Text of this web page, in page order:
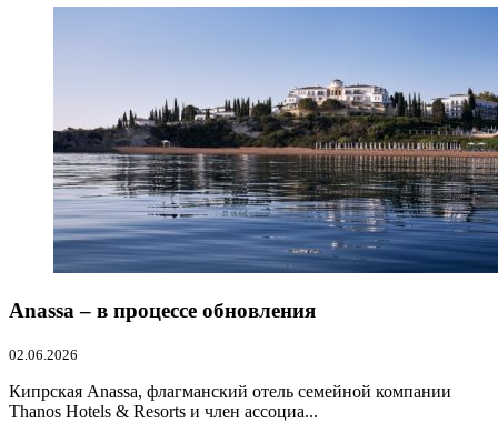
Anassa – в процессе обновления
02.06.2026
Кипрская Anassa, флагманский отель семейной компании
Thanos Hotels & Resorts и член ассоциа...